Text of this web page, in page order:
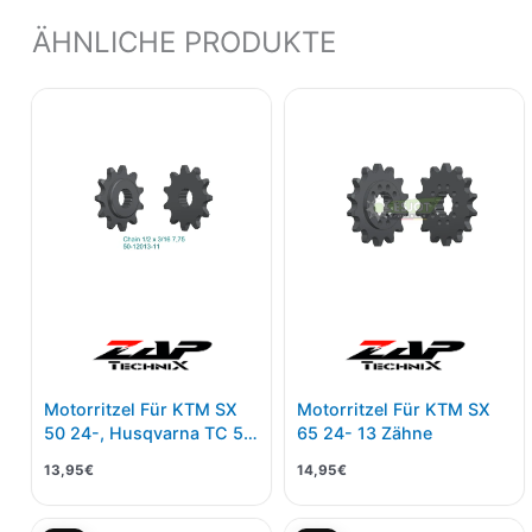
ÄHNLICHE PRODUKTE
Motorritzel Für KTM SX
50 24-, Husqvarna TC 50
13,95€
Motorritzel Für KTM SX
65 24- 13 Zähne
14,95€
Aktueller